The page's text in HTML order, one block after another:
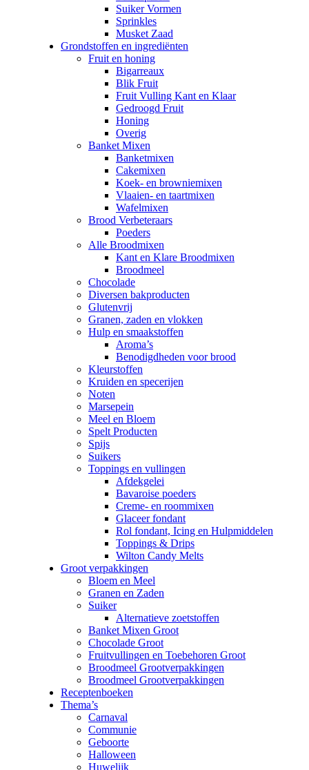
Suiker Vormen
Sprinkles
Musket Zaad
Grondstoffen en ingrediënten
Fruit en honing
Bigarreaux
Blik Fruit
Fruit Vulling Kant en Klaar
Gedroogd Fruit
Honing
Overig
Banket Mixen
Banketmixen
Cakemixen
Koek- en browniemixen
Vlaaien- en taartmixen
Wafelmixen
Brood Verbeteraars
Poeders
Alle Broodmixen
Kant en Klare Broodmixen
Broodmeel
Chocolade
Diversen bakproducten
Glutenvrij
Granen, zaden en vlokken
Hulp en smaakstoffen
Aroma’s
Benodigdheden voor brood
Kleurstoffen
Kruiden en specerijen
Noten
Marsepein
Meel en Bloem
Spelt Producten
Spijs
Suikers
Toppings en vullingen
Afdekgelei
Bavaroise poeders
Creme- en roommixen
Glaceer fondant
Rol fondant, Icing en Hulpmiddelen
Toppings & Drips
Wilton Candy Melts
Groot verpakkingen
Bloem en Meel
Granen en Zaden
Suiker
Alternatieve zoetstoffen
Banket Mixen Groot
Chocolade Groot
Fruitvullingen en Toebehoren Groot
Broodmeel Grootverpakkingen
Broodmeel Grootverpakkingen
Receptenboeken
Thema’s
Carnaval
Communie
Geboorte
Halloween
Huwelijk